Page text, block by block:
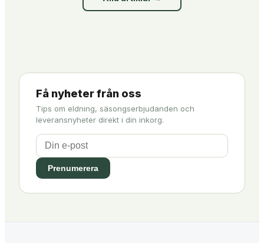
Få nyheter från oss
Tips om eldning, säsongserbjudanden och
leveransnyheter direkt i din inkorg.
Prenumerera